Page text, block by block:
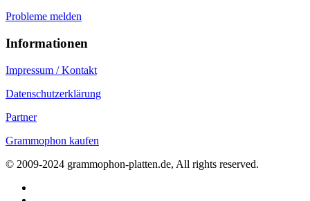
Probleme melden
Informationen
Impressum / Kontakt
Datenschutzerklärung
Partner
Grammophon kaufen
© 2009-2024 grammophon-platten.de, All rights reserved.